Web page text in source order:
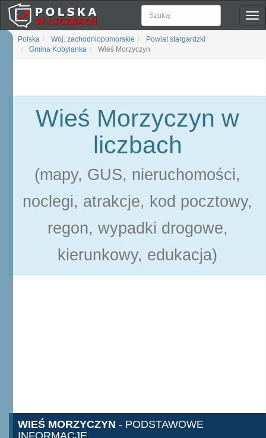
Polska Woj. zachodniopomorskie
Powiat stargardzki
Gmina Kobylanka
Wieś Morzyczyn
Wieś Morzyczyn w
liczbach
(mapy, GUS, nieruchomości,
noclegi, atrakcje, kod pocztowy,
regon, wypadki drogowe,
kierunkowy, edukacja)
WIEŚ MORZYCZYN - PODSTAWOWE
INFORMACJE